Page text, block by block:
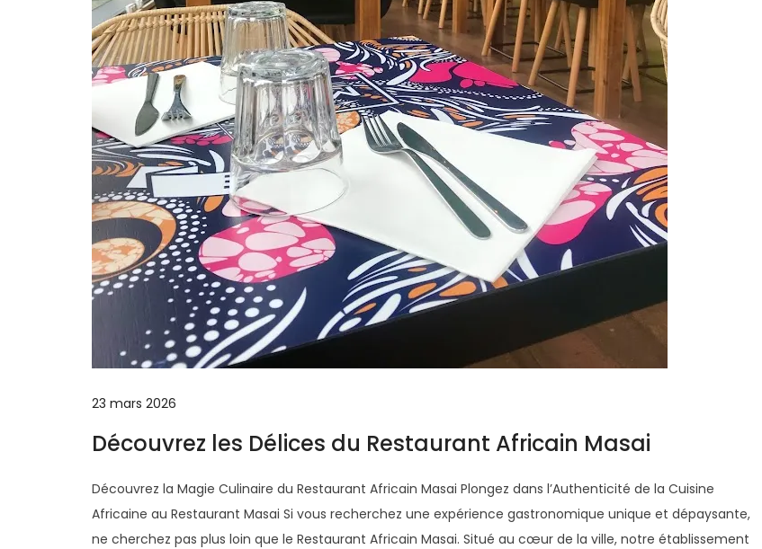
23 mars 2026
Découvrez les Délices du Restaurant Africain Masai
Découvrez la Magie Culinaire du Restaurant Africain Masai Plongez dans l’Authenticité de la Cuisine
Africaine au Restaurant Masai Si vous recherchez une expérience gastronomique unique et dépaysante,
ne cherchez pas plus loin que le Restaurant Africain Masai. Situé au cœur de la ville, notre établissement